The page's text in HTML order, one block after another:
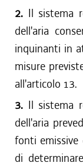
2. Il sistema
dell'aria
inquinanti in
misure
all'articolo 13.
3. Il sistema
dell'aria
fonti
di